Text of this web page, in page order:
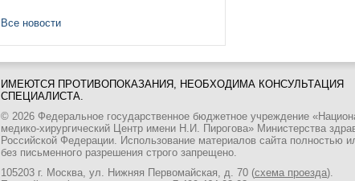
Все новости
ИМЕЮТСЯ ПРОТИВОПОКАЗАНИЯ, НЕОБХОДИМА КОНСУЛЬТАЦИЯ
СПЕЦИАЛИСТА.
© 2026 Федеральное государственное бюджетное учреждение
медико-хирургический Центр имени Н.И. Пирогова» Министерства
Российской Федерации. Использование материалов сайта полностью
без письменного разрешения строго запрещено.
105203 г. Москва, ул. Нижняя Первомайская, д. 70 (схема проезда).